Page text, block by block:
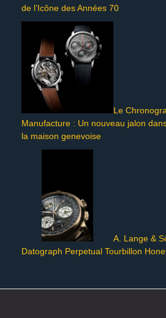
de l’Icône des Années 70
Le
Manufacture : Un nouveau jalon
la maison genevoise
A. Lange &
Datograph Perpetual Tourbillon